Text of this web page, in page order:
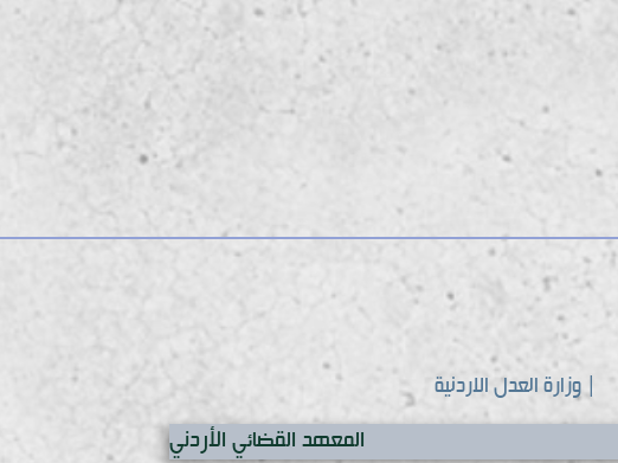
| وزارة العدل الاردنية
المعهد القضائي الأردني